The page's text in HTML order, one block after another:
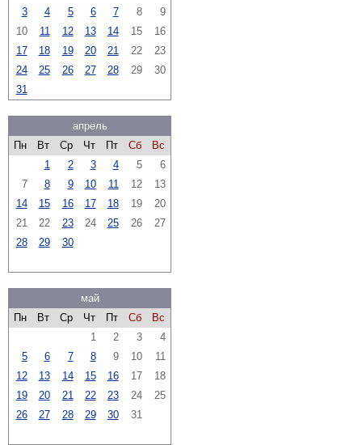
3
4 5 6 7 8
9
10
11 12 13 14 15
16
17
18 19 20 21 22
23
24
25 26 27 28 29
30
31
апрель
Пн
Вт Ср Чт Пт Сб
Вс
1
2 3 4 5
6
7
8 9 10 11 12
13
14
15 16 17 18 19
20
21
22 23 24 25 26
27
28
29 30
май
Пн
Вт Ср Чт Пт Сб
Вс
1
2 3
4
5
6 7 8 9 10
11
12
13 14 15 16 17
18
19
20 21 22 23 24
25
26
27 28 29 30 31